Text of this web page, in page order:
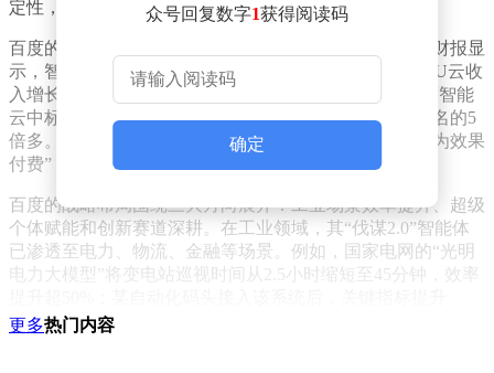
定性，而非单纯的交互频次或资源消耗。
百度的实践为这一转型提供了注脚。其2026年第一季度财报显
示，智能云基础设施收入达88亿元，同比增长79%；GPU云收
入增长184%；AI应用收入为25亿元。在政企市场，百度智能
云中标项目数量和金额均居国内首位，中标金额是第二名的5
倍多。这些数据表明，B端客户正从“为概念买单”转向“为效果
付费”，AI的价值开始通过可量化的产出体现。
百度的战略布局围绕三大方向展开：工业场景效率提升、超级
个体赋能和创新赛道深耕。在工业领域，其“伐谋2.0”智能体
已渗透至电力、物流、金融等场景。例如，国家电网的“光明
电力大模型”将变电站巡视时间从2.5小时缩短至45分钟，效率
10.21%。这些案例证明，AI在传统行业的微小效率改进也能
众号回复数字1获得阅读码
确定
更多热门内容